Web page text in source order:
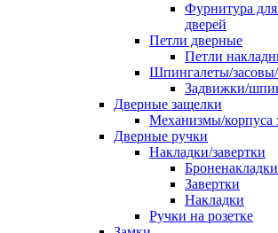
Фурнитура
дверей
Петли дверные
Петли
Шпингалеты/
Задвижки/
Дверные защелки
Механизмы/корпуса
Дверные ручки
Накладки/завертки
Броненакладки
Завертки
Накладки
Ручки на розетке